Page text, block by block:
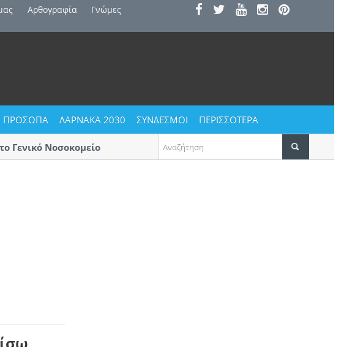
Αρθογραφία
Γνώμες
ΠΡΟΣΩΠΑ ΛΑΡΝΑΚΑ 2030 ΣΥΝΔΕΣΜΟΙ ΠΕΡΙΣΣΟΤΕΡΑ
Νοσοκομείο
Αυγουστιάτικο ξεφάντωμα στους Αγίους
Δεκαπενταύγουστο